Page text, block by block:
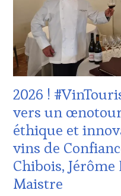
WINE
TASTING
VOUCHER,
CÔTES-
DE-
EDITION
CLÉS
DU
VIN
ET
DE
LA
HAUTE
2026 !
vers un
éthique et
vins de
Chibois, Jérôme
Maistre